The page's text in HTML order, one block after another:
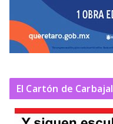
El Cartón de Carbajal